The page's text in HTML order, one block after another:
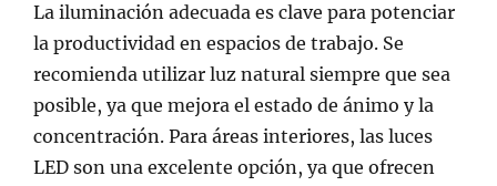
La iluminación adecuada es clave para potenciar
la productividad en espacios de trabajo. Se
recomienda utilizar luz natural siempre que sea
posible, ya que mejora el estado de ánimo y la
concentración. Para áreas interiores, las luces
LED son una excelente opción, ya que ofrecen